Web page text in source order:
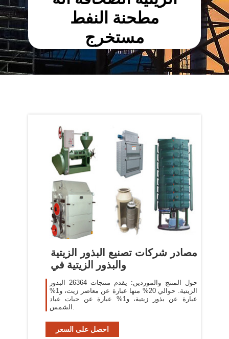
مطحنة النفط
مستخرج
مصادر شركات تصنيع البذور الزيتية
والبذور الزيتية في
حول المنتج والموردين: يقدم منتجات 26364 البذور
الزيتية. حوالي 20% منها عبارة عن معاصر زيت، و1%
عبارة عن بذور زيتية، و1% عبارة عن حبات عباد
الشمس.
احصل على السعر